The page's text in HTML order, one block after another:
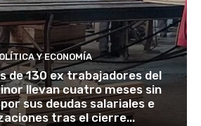
Y ECONOMÍA
de 130 ex trabajadores del
llevan cuatro meses sin
sus deudas salariales e
tras el cierre...